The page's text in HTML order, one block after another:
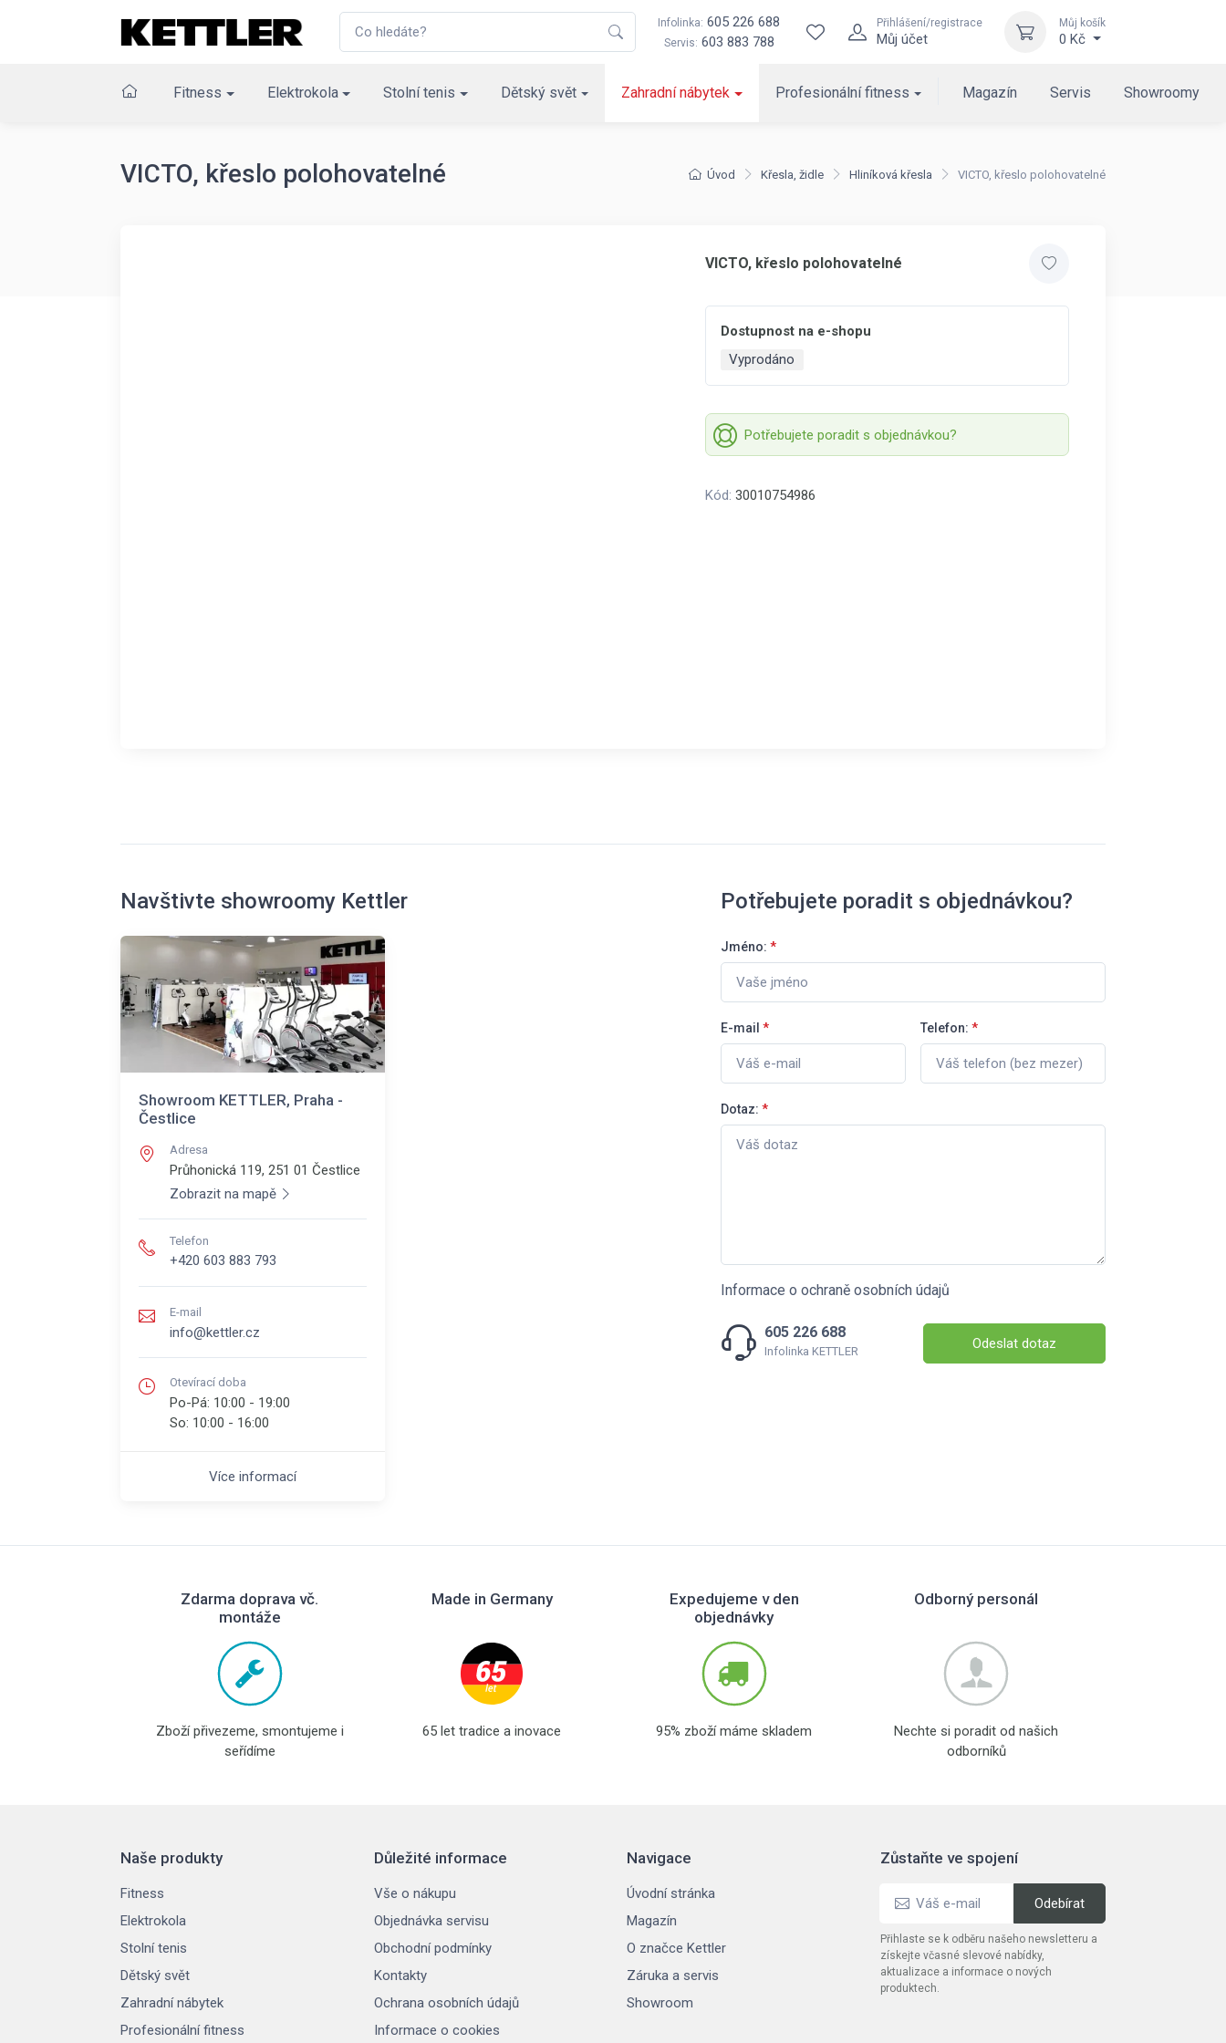
Infolinka: 605 226 688
Servis: 603 883 788
Přihlášení/registrace
Můj účet
Můj košík
0 Kč
Fitness Elektrokola Stolní tenis Dětský svět Zahradní nábytek Profesionální fitness Magazín Servis Showroomy
Úvod Křesla, židle Hliníková křesla VICTO, křeslo polohovatelné
VICTO, křeslo polohovatelné
VICTO, křeslo polohovatelné
Dostupnost na e-shopu
Vyprodáno
Potřebujete poradit s objednávkou?
Kód: 30010754986
Navštivte showroomy Kettler
Showroom KETTLER, Praha -
Čestlice
Adresa
Průhonická 119, 251 01 Čestlice
Zobrazit na mapě
Telefon
+420 603 883 793
E-mail
info@kettler.cz
Otevírací doba
Po-Pá: 10:00 - 19:00
So: 10:00 - 16:00
Více informací
Potřebujete poradit s objednávkou?
Jméno: *
E-mail * Telefon: *
Dotaz: *
Informace o ochraně osobních údajů
605 226 688
Infolinka KETTLER Odeslat dotaz
Zdarma doprava vč.
montáže
Zboží přivezeme, smontujeme i
seřídíme
Made in Germany
65 let tradice a inovace
Expedujeme v den
objednávky
95% zboží máme skladem
Odborný personál
Nechte si poradit od našich
odborníků
Naše produkty
Fitness
Elektrokola
Stolní tenis
Dětský svět
Zahradní nábytek
Profesionální fitness
Důležité informace
Vše o nákupu
Objednávka servisu
Obchodní podmínky
Kontakty
Ochrana osobních údajů
Informace o cookies
Navigace
Úvodní stránka
Magazín
O značce Kettler
Záruka a servis
Showroom
Zůstaňte ve spojení
Přihlaste se k odběru našeho newsletteru a
získejte včasné slevové nabídky,
aktualizace a informace o nových
produktech.